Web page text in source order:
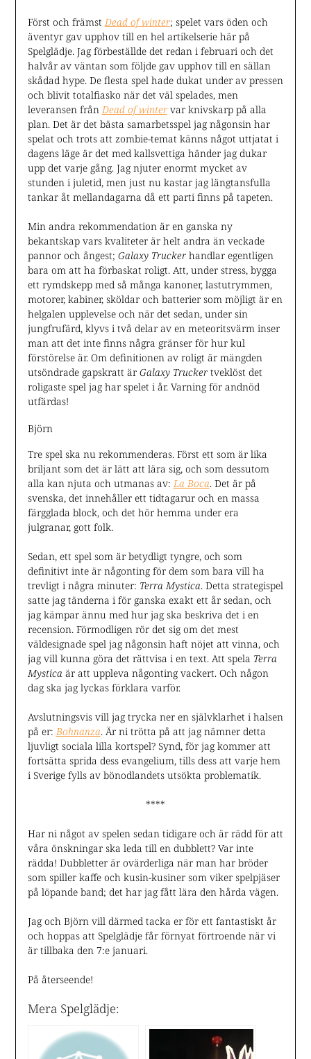
Först och främst Dead of winter; spelet vars öden och
äventyr gav upphov till en hel artikelserie här på
Spelglädje. Jag förbeställde det redan i februari och det
halvår av väntan som följde gav upphov till en sällan
skådad hype. De flesta spel hade dukat under av pressen
och blivit totalfiasko när det väl spelades, men
leveransen från Dead of wintervar knivskarp på alla
plan. Det är det bästa samarbetsspel jag någonsin har
spelat och trots att zombie-temat känns något uttjatat i
dagens läge är det med kallsvettiga händer jag dukar
upp det varje gång. Jag njuter enormt mycket av
stunden i juletid, men just nu kastar jag längtansfulla
tankar åt mellandagarna då ett parti finns på tapeten.
Min andra rekommendation är en ganska ny
bekantskap vars kvaliteter är helt andra än veckade
pannor och ångest; Galaxy Truckerhandlar egentligen
bara om att ha förbaskat roligt. Att, under stress, bygga
ett rymdskepp med så många kanoner, lastutrymmen,
motorer, kabiner, sköldar och batterier som möjligt är en
helgalen upplevelse och när det sedan, under sin
jungfrufärd, klyvs i två delar av en meteoritsvärm inser
man att det inte finns några gränser för hur kul
förstörelse är. Om definitionen av roligt är mängden
utsöndrade gapskratt är Galaxy Truckertveklöst det
roligaste spel jag har spelet i år. Varning för andnöd
utfärdas!
Björn
Tre spel ska nu rekommenderas. Först ett som är lika
briljant som det är lätt att lära sig, och som dessutom
alla kan njuta och utmanas av: La Boca. Det är på
svenska, det innehåller ett tidtagarur och en massa
färgglada block, och det hör hemma under era
julgranar, gott folk.
Sedan, ett spel som är betydligt tyngre, och som
definitivt inte är någonting för dem som bara vill ha
trevligt i några minuter: Terra Mystica. Detta strategispel
satte jag tänderna i för ganska exakt ett år sedan, och
jag kämpar ännu med hur jag ska beskriva det i en
recension. Förmodligen rör det sig om det mest
väldesignade spel jag någonsin haft nöjet att vinna, och
jag vill kunna göra det rättvisa i en text. Att spela Terra
Mysticaär att uppleva någonting vackert. Och någon
dag ska jag lyckas förklara varför.
Avslutningsvis vill jag trycka ner en självklarhet i halsen
på er: Bohnanza. Är ni trötta på att jag nämner detta
ljuvligt sociala lilla kortspel? Synd, för jag kommer att
fortsätta sprida dess evangelium, tills dess att varje hem
i Sverige fylls av bönodlandets utsökta problematik.
****
Har ni något av spelen sedan tidigare och är rädd för att
våra önskningar ska leda till en dubblett? Var inte
rädda! Dubbletter är ovärderliga när man har bröder
som spiller kaffe och kusin-kusiner som viker spelpjäser
på löpande band; det har jag fått lära den hårda vägen.
Jag och Björn vill därmed tacka er för ett fantastiskt år
och hoppas att Spelglädje får förnyat förtroende när vi
är tillbaka den 7:e januari.
På återseende!
Mera Spelglädje: